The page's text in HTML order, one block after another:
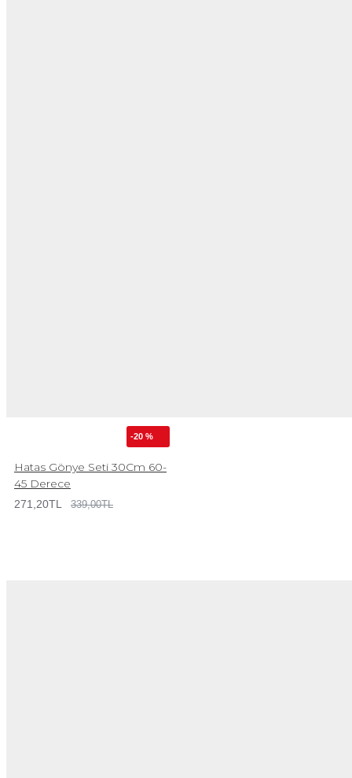
-20 %
Hatas Gönye Seti 30Cm 60-
45 Derece
271,20TL 339,00TL